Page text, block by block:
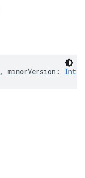
, minorVersion: Int